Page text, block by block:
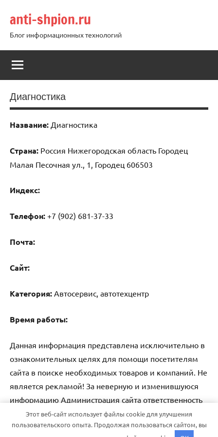
содержимому
anti-shpion.ru
Блог информационных технологий
Диагностика
Название: Диагностика
Страна: Россия Нижегородская область Городец
Малая Песочная ул., 1, Городец 606503
Индекс:
Телефон: +7 (902) 681-37-33
Почта:
Cайт:
Категория: Автосервис, автотехцентр
Время работы:
Данная информация представлена исключительно в
ознакомительных целях для помощи посетителям
сайта в поиске необходимых товаров и компаний. Не
является рекламой! За неверную и изменившуюся
информацию Администрация сайта ответственность
не несет.
Этот веб-сайт использует файлы cookie для улучшения
пользовательского опыта. Продолжая пользоваться сайтом, вы